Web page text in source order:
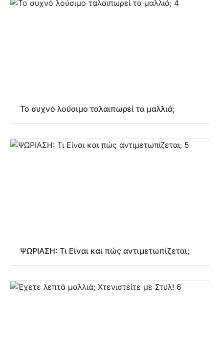
Το συχνό λούσιμο ταλαιπωρεί τα μαλλιά;
ΨΩΡΙΑΣΗ: Τι Είναι και πώς αντιμετωπίζεται;